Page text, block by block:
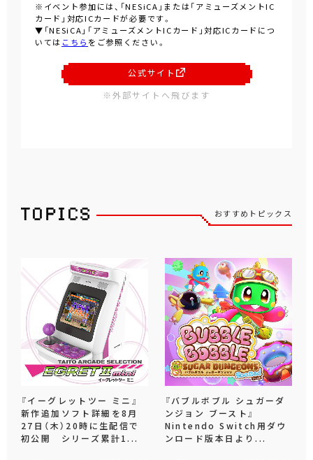
※イベント参加には、「NESiCA」または「アミューズメントIC
カード」対応ICカードが必要です。
▼「NESiCA」「アミューズメントICカード」対応ICカードにつ
いては こちら をご参照ください。
公式サイト
※外部サイトへ飛びます
おすすめトピックス
『イーグレットツー ミニ』
新作追加ソフト詳細を8月
27日（木）20時に生配信で
初公開 シリーズ累計1...
『バブルボブル シュガーダ
ンジョン ブースト』
Nintendo Switch用ダウ
ンロード版本日より...